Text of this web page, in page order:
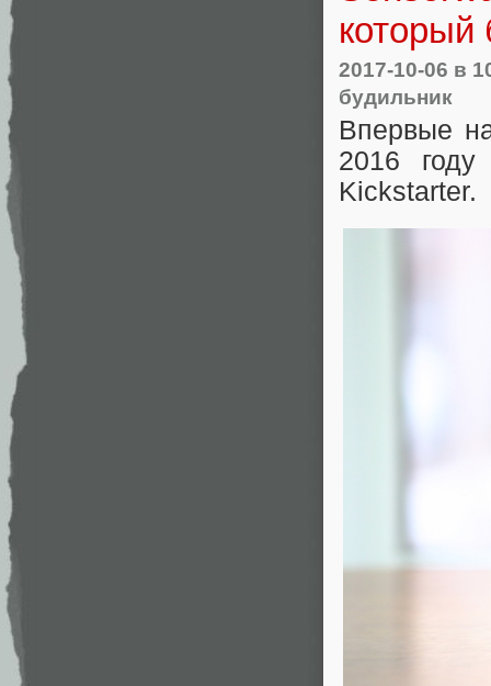
который
2017-10-06 в
будильник
Впервые
2016
Kickstarter.